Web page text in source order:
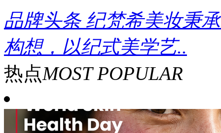
品牌头条 纪梵希美妆秉
构想，以纪式美学艺..
热点MOST POPULAR